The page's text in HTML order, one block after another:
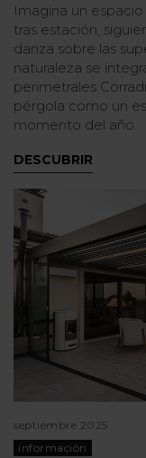
Imagina un
tras estación,
danza sobre las
naturaleza se
perimetrales
pérgola como un
momento del año.
DESCUBRIR
septiembre 2025
información